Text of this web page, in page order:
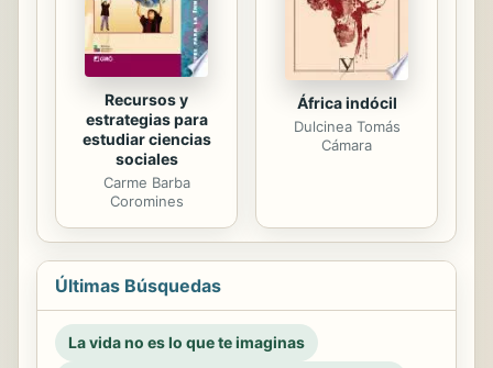
Recursos y
estrategias para
estudiar ciencias
sociales
Carme Barba
Coromines
África indócil
Dulcinea Tomás
Cámara
Últimas Búsquedas
La vida no es lo que te imaginas